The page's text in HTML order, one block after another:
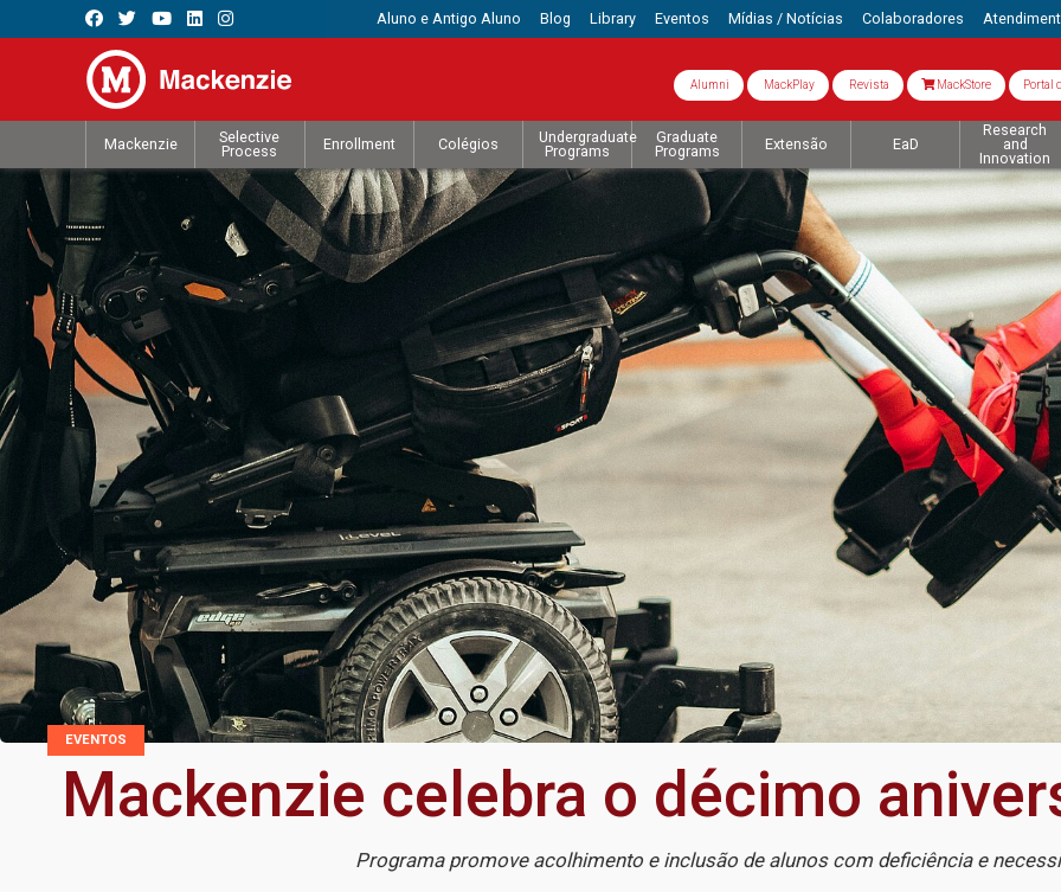
Aluno e Antigo Aluno Blog Library Eventos Mídias / Notícias Colaboradores
Alumni MackPlay Revista MackStore Portal
Mackenzie
Selective
Process
Enrollment Colégios
Undergraduate
Programs
Graduate
Programs
Extensão EaD
Research
and
Innovation
EVENTOS
Mackenzie celebra o décimo
Programa promove acolhimento e inclusão de alunos com deficiência e